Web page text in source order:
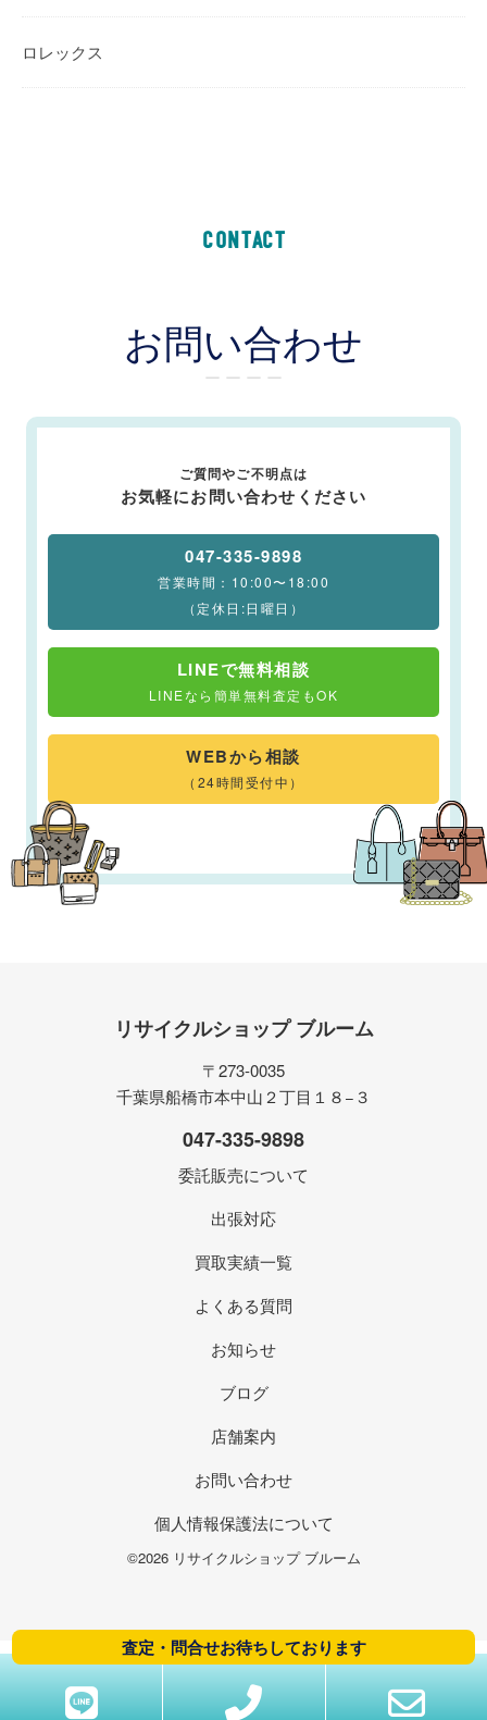
ロレックス
CONTACT
お問い合わせ
ー ー ー ー
ご質問やご不明点は
お気軽にお問い合わせください
047-335-9898
営業時間：10:00〜18:00
（定休日:日曜日）
LINEで無料相談
LINEなら簡単無料査定もOK
WEBから相談
（24時間受付中）
リサイクルショップ ブルーム
〒273-0035
千葉県船橋市本中山２丁目１８−３
047-335-9898
委託販売について
出張対応
買取実績一覧
よくある質問
お知らせ
ブログ
店舗案内
お問い合わせ
個人情報保護法について
©2026 リサイクルショップ ブルーム
査定・問合せお待ちしております